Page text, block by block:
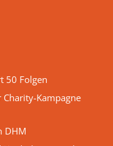
50 Folgen
Charity-Kampagne
DHM